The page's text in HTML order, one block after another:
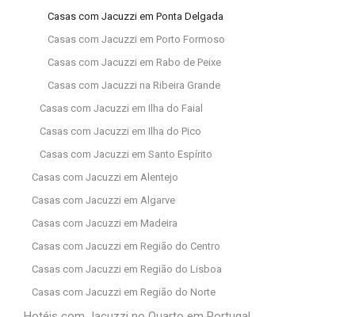
Casas com Jacuzzi em Ponta Delgada
Casas com Jacuzzi em Porto Formoso
Casas com Jacuzzi em Rabo de Peixe
Casas com Jacuzzi na Ribeira Grande
Casas com Jacuzzi em Ilha do Faial
Casas com Jacuzzi em Ilha do Pico
Casas com Jacuzzi em Santo Espírito
Casas com Jacuzzi em Alentejo
Casas com Jacuzzi em Algarve
Casas com Jacuzzi em Madeira
Casas com Jacuzzi em Região do Centro
Casas com Jacuzzi em Região do Lisboa
Casas com Jacuzzi em Região do Norte